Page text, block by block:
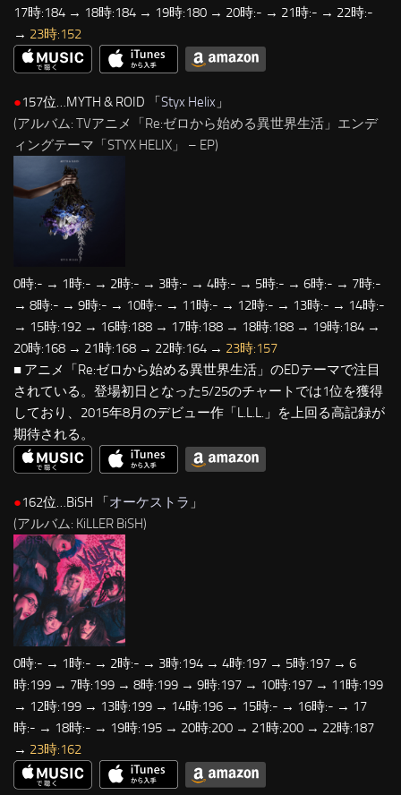
17時:184 → 18時:184 → 19時:180 → 20時:- → 21時:- → 22時:-
→ 23時:152
●157位…MYTH & ROID 「Styx Helix 」
(アルバム: TVアニメ「Re:ゼロから始める異世界生活」エンデ
ィングテーマ「STYX HELIX」 – EP)
0時:- → 1時:- → 2時:- → 3時:- → 4時:- → 5時:- → 6時:- → 7時:-
→ 8時:- → 9時:- → 10時:- → 11時:- → 12時:- → 13時:- → 14時:-
→ 15時:192 → 16時:188 → 17時:188 → 18時:188 → 19時:184 →
20時:168 → 21時:168 → 22時:164 → 23時:157
■ アニメ「Re:ゼロから始める異世界生活」のEDテーマで注目
されている。登場初日となった5/25のチャートでは1位を獲得
しており、2015年8月のデビュー作「L.L.L.」を上回る高記録が
期待される。
●162位…BiSH 「 オーケストラ 」
(アルバム: KiLLER BiSH)
0時:- → 1時:- → 2時:- → 3時:194 → 4時:197 → 5時:197 → 6
時:199 → 7時:199 → 8時:199 → 9時:197 → 10時:197 → 11時:199
→ 12時:199 → 13時:199 → 14時:196 → 15時:- → 16時:- → 17
時:- → 18時:- → 19時:195 → 20時:200 → 21時:200 → 22時:187
→ 23時:162